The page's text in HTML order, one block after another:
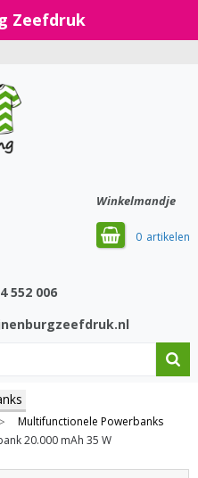
Zeefdruk
Winkelmandje
0
552 006
> Multifunctionele Powerbanks
20.000 mAh 35 W